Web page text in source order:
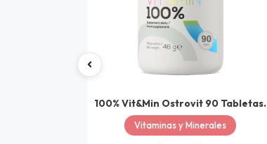
100% Vit&Min Ostrovit 90 Tabletas.
Vitaminas y Minerales